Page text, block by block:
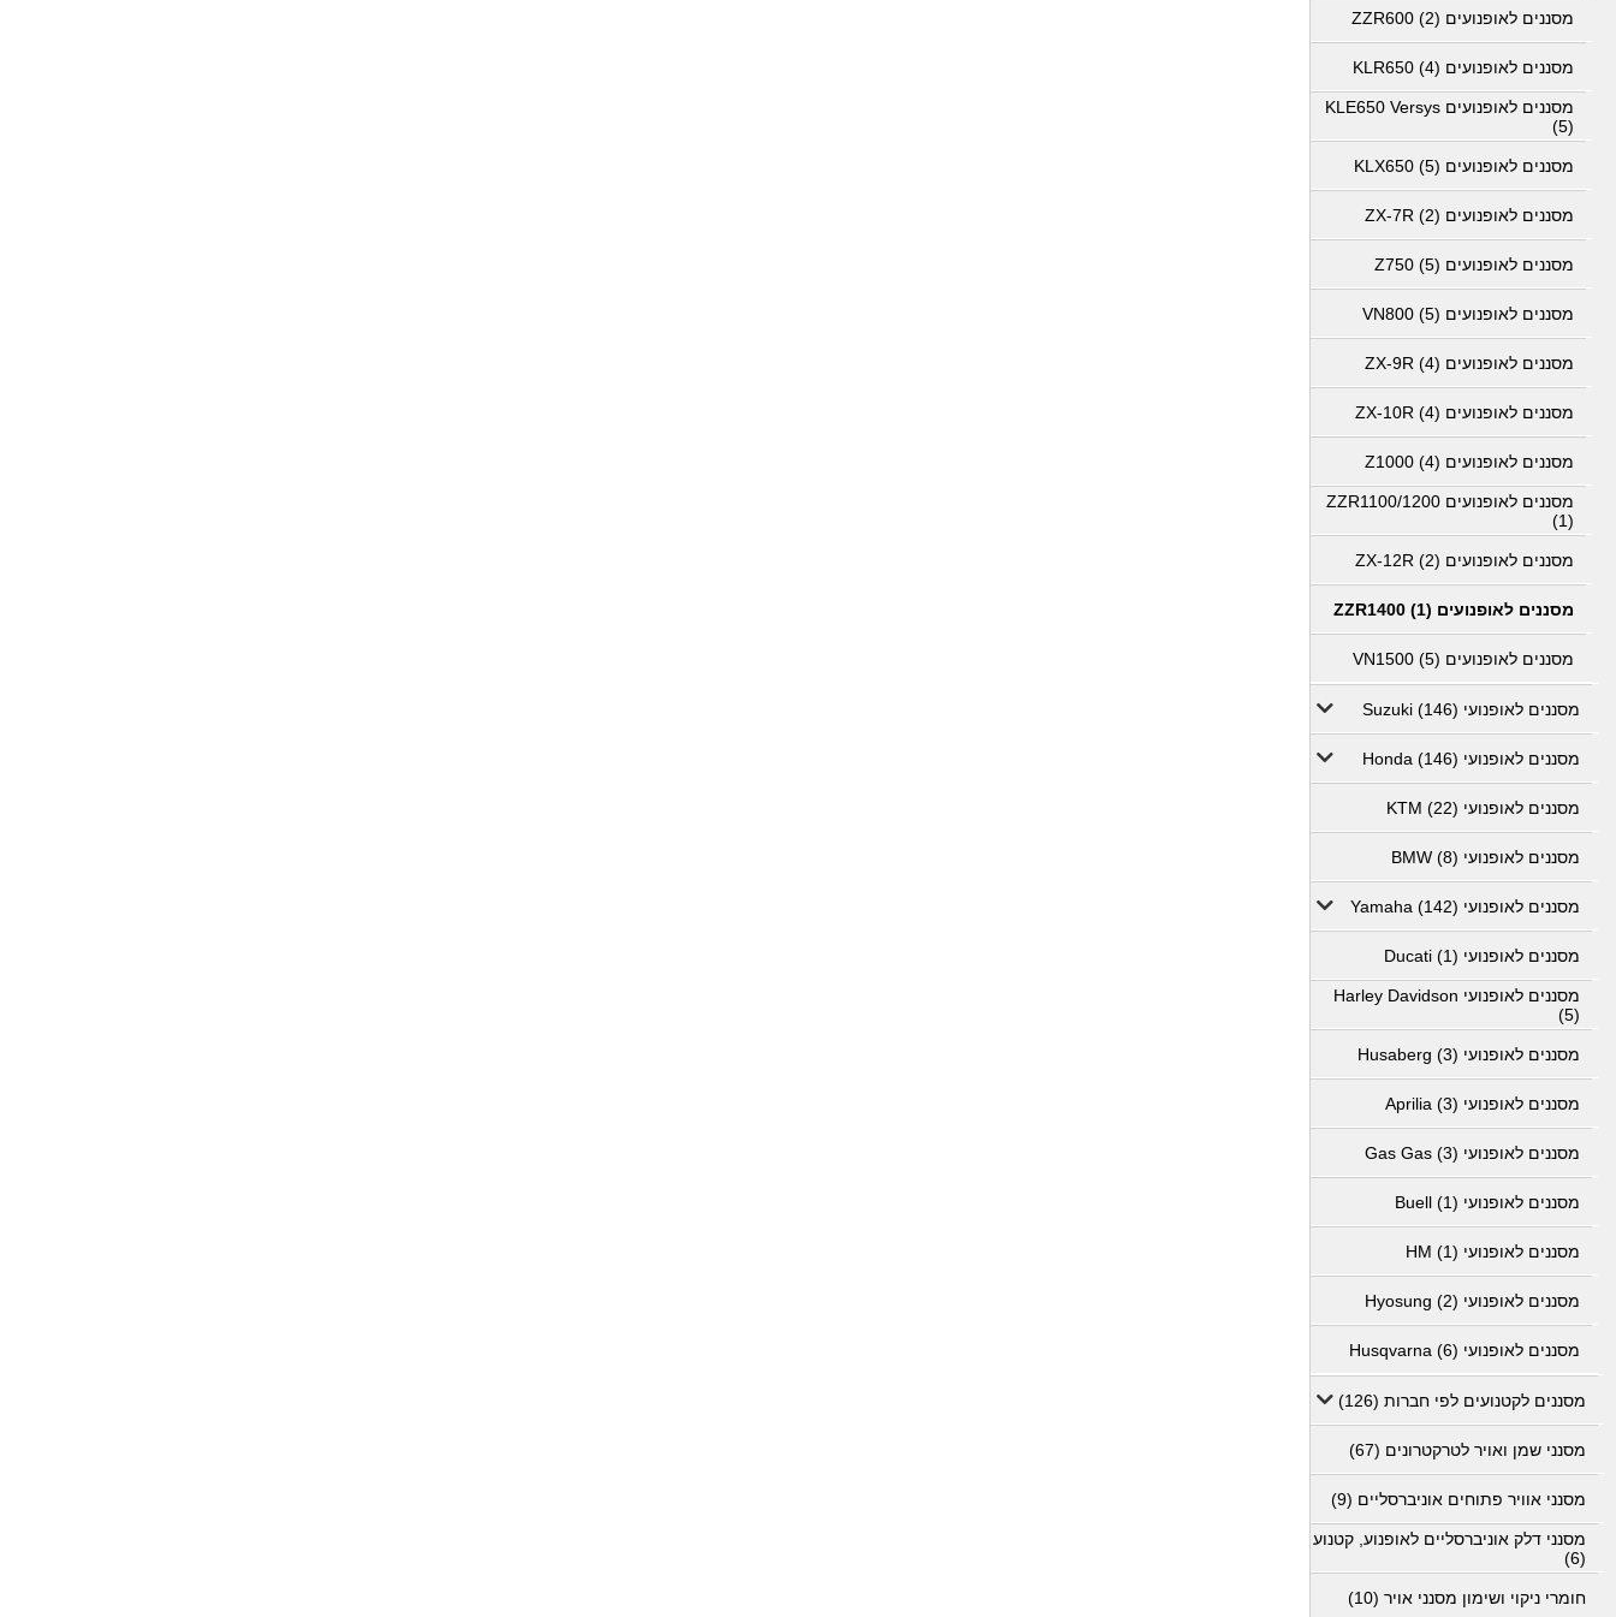
מסננים לאופנועים ZZR600 (2)
מסננים לאופנועים KLR650 (4)
מסננים לאופנועים KLE650 Versys
(5)
מסננים לאופנועים KLX650 (5)
מסננים לאופנועים ZX-7R (2)
מסננים לאופנועים Z750 (5)
מסננים לאופנועים VN800 (5)
מסננים לאופנועים ZX-9R (4)
מסננים לאופנועים ZX-10R (4)
מסננים לאופנועים Z1000 (4)
מסננים לאופנועים ZZR1100/1200
(1)
מסננים לאופנועים ZX-12R (2)
מסננים לאופנועים ZZR1400 (1)
מסננים לאופנועים VN1500 (5)
מסננים לאופנועי Suzuki (146)
מסננים לאופנועי Honda (146)
מסננים לאופנועי KTM (22)
מסננים לאופנועי BMW (8)
מסננים לאופנועי Yamaha (142)
מסננים לאופנועי Ducati (1)
מסננים לאופנועי Harley Davidson
(5)
מסננים לאופנועי Husaberg (3)
מסננים לאופנועי Aprilia (3)
מסננים לאופנועי Gas Gas (3)
מסננים לאופנועי Buell (1)
מסננים לאופנועי HM (1)
מסננים לאופנועי Hyosung (2)
מסננים לאופנועי Husqvarna (6)
מסננים לקטנועים לפי חברות (126)
מסנני שמן ואויר לטרקטרונים (67)
מסנני אוויר פתוחים אוניברסליים (9)
מסנני דלק אוניברסליים לאופנוע, קטנוע
(6)
חומרי ניקוי ושימון מסנני אויר (10)